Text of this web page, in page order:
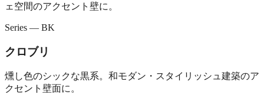
ェ空間のアクセント壁に。
Series — BK
クロブリ
燻し色のシックな黒系。和モダン・スタイリッシュ建築のア
クセント壁面に。